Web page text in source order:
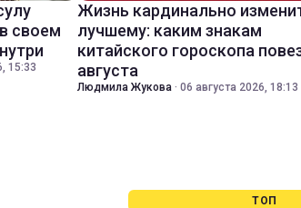
своем
15:33
Жизнь кардинально
лучшему: каким знакам
китайского гороскопа
августа
Людмила Жукова · 06 августа 2026, 18:13
ТОП